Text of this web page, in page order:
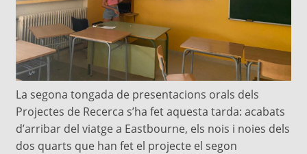
La segona tongada de presentacions orals dels
Projectes de Recerca s’ha fet aquesta tarda: acabats
d’arribar del viatge a Eastbourne, els nois i noies dels
dos quarts que han fet el projecte el segon